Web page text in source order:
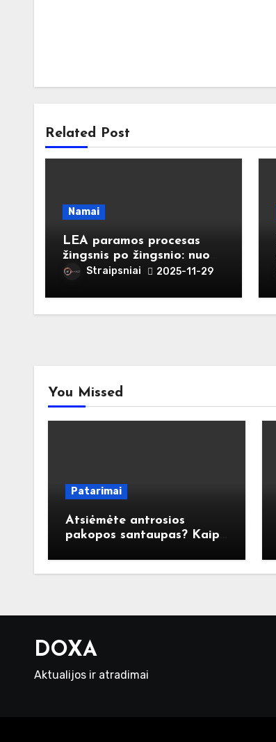
Related Post
Namai
LEA paramos procesas
žingsnis po žingsnio: nuo
paraiškos iki išmokos
Straipsniai 2025-11-29
You Missed
Patarimai
Atsiėmėte antrosios
pakopos santaupas? Kaip
DOXA
Aktualijos ir atradimai